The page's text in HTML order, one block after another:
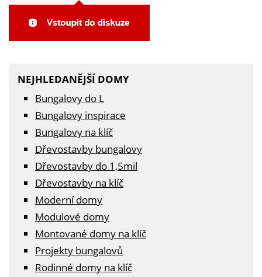
NEJHLEDANĚJŠÍ DOMY
Bungalovy do L
Bungalovy inspirace
Bungalovy na klíč
Dřevostavby bungalovy
Dřevostavby do 1,5mil
Dřevostavby na klíč
Moderní domy
Modulové domy
Montované domy na klíč
Projekty bungalovů
Rodinné domy na klíč